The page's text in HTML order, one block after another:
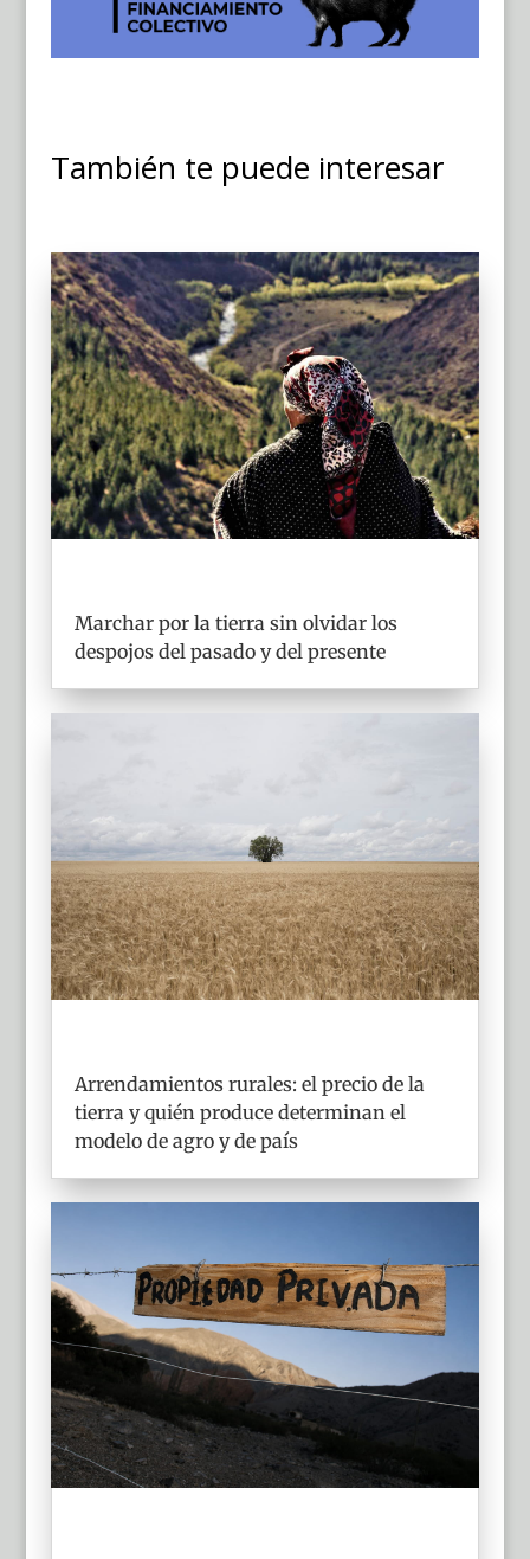
También te puede interesar
Marchar por la tierra sin olvidar los
despojos del pasado y del presente
Arrendamientos rurales: el precio de la
tierra y quién produce determinan el
modelo de agro y de país